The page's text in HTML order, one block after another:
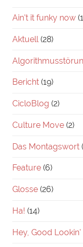
Ain't it funky now
Aktuell (28)
Bericht (19)
CicloBlog (2)
Culture Move (2)
Das Montagswort
Feature (6)
Glosse (26)
Ha! (14)
Hey, Good Lookin'